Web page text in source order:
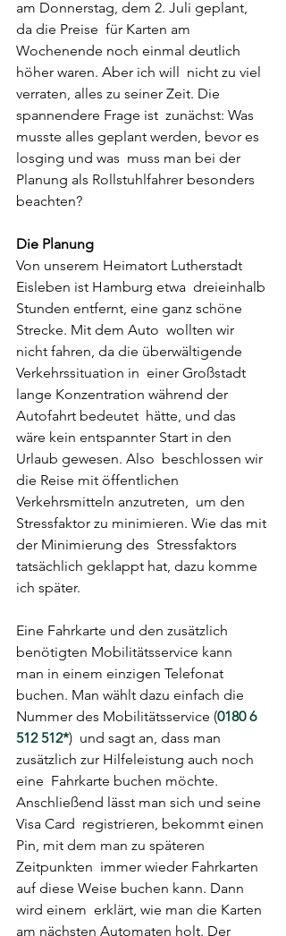
am Donnerstag, dem 2. Juli geplant,
da die Preise  für Karten am
Wochenende noch einmal deutlich
höher waren. Aber ich will  nicht zu viel
verraten, alles zu seiner Zeit. Die
spannendere Frage ist  zunächst: Was
musste alles geplant werden, bevor es
losging und was  muss man bei der
Planung als Rollstuhlfahrer besonders
beachten?
Die Planung
Von unserem Heimatort Lutherstadt
Eisleben ist Hamburg etwa  dreieinhalb
Stunden entfernt, eine ganz schöne
Strecke. Mit dem Auto  wollten wir
nicht fahren, da die überwältigende
Verkehrssituation in  einer Großstadt
lange Konzentration während der
Autofahrt bedeutet  hätte, und das
wäre kein entspannter Start in den
Urlaub gewesen. Also  beschlossen wir
die Reise mit öffentlichen
Verkehrsmitteln anzutreten,  um den
Stressfaktor zu minimieren. Wie das mit
der Minimierung des  Stressfaktors
tatsächlich geklappt hat, dazu komme
ich später.
Eine Fahrkarte und den zusätzlich
benötigten Mobilitätsservice kann
man in einem einzigen Telefonat
buchen. Man wählt dazu einfach die
Nummer des Mobilitätsservice (0180 6
512 512*)  und sagt an, dass man
zusätzlich zur Hilfeleistung auch noch
eine  Fahrkarte buchen möchte.
Anschließend lässt man sich und seine
Visa Card  registrieren, bekommt einen
Pin, mit dem man zu späteren
Zeitpunkten  immer wieder Fahrkarten
auf diese Weise buchen kann. Dann
wird einem  erklärt, wie man die Karten
am nächsten Automaten holt. Der